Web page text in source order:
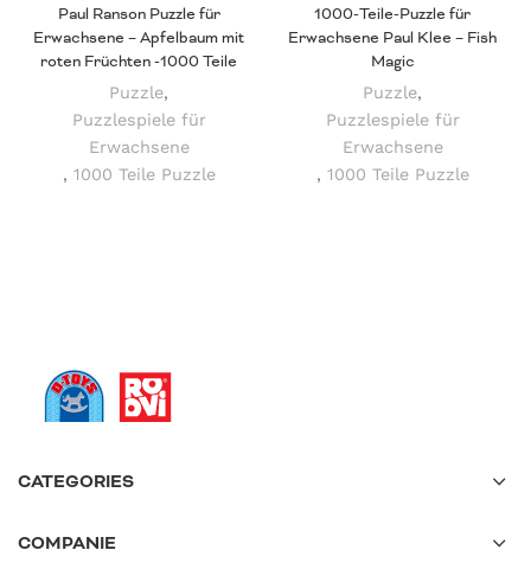
Paul Ranson Puzzle für
Erwachsene – Apfelbaum mit
roten Früchten -1000 Teile
Puzzle,
Puzzlespiele für
Erwachsene
, 1000 Teile Puzzle
1000-Teile-Puzzle für
Erwachsene Paul Klee – Fish
Magic
Puzzle,
Puzzlespiele für
Erwachsene
, 1000 Teile Puzzle
CATEGORIES
COMPANIE